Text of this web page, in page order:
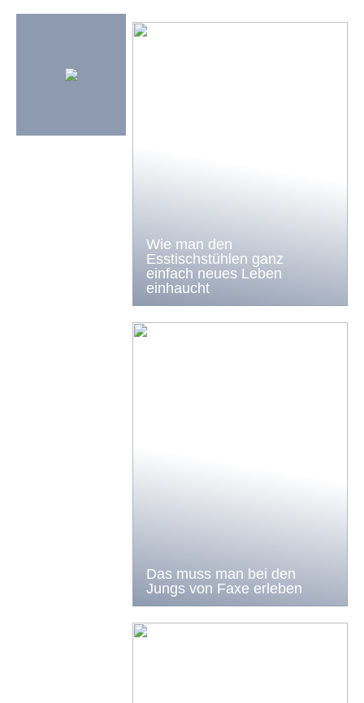
Wie man den
Esstischstühlen ganz
einfach neues Leben
einhaucht
Das muss man bei den
Jungs von Faxe erleben